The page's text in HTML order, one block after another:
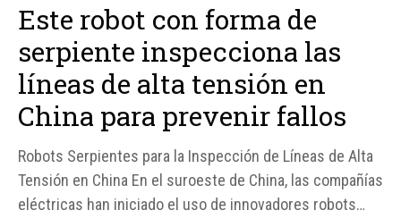
Este robot con forma de
serpiente inspecciona las
líneas de alta tensión en
China para prevenir fallos
Robots Serpientes para la Inspección de Líneas de Alta
Tensión en China En el suroeste de China, las compañías
eléctricas han iniciado el uso de innovadores robots